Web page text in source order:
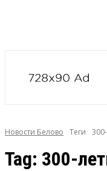
Новости Белово Теги
Tag: 300-